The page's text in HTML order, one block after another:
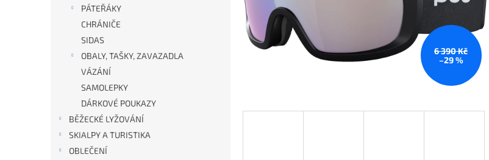
PÁTEŘÁKY
CHRÁNIČE
SIDAS
OBALY, TAŠKY, ZAVAZADLA
VÁZÁNÍ
SAMOLEPKY
DÁRKOVÉ POUKAZY
BĚŽECKÉ LYŽOVÁNÍ
SKIALPY A TURISTIKA
OBLEČENÍ
6 390 Kč
–29 %